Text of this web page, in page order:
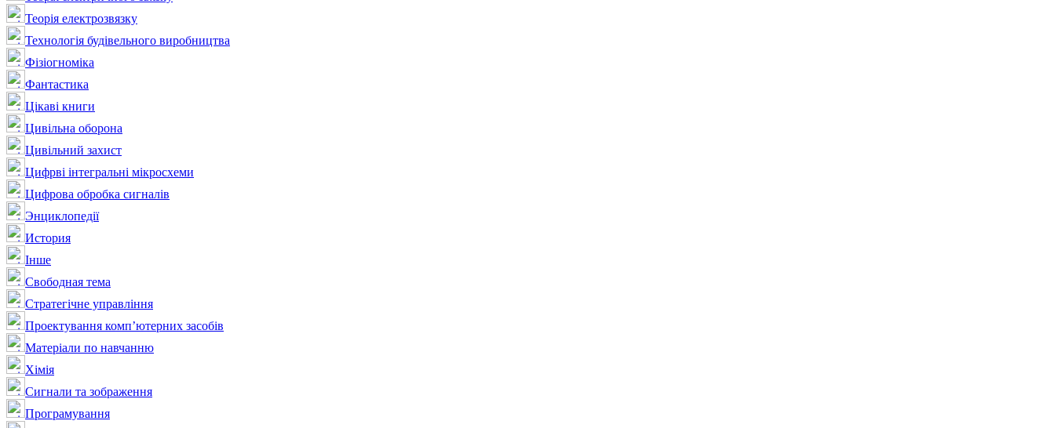
Теорія електрозвязку
Технологія будівельного виробництва
Фізіогноміка
Фантастика
Цікаві книги
Цивільна оборона
Цивільний захист
Цифрві інтегральні мікросхеми
Цифрова обробка сигналів
Энциклопедії
История
Інше
Свободная тема
Стратегічне управління
Проектування комп’ютерних засобів
Матеріали по навчанню
Хімія
Сигнали та зображення
Програмування